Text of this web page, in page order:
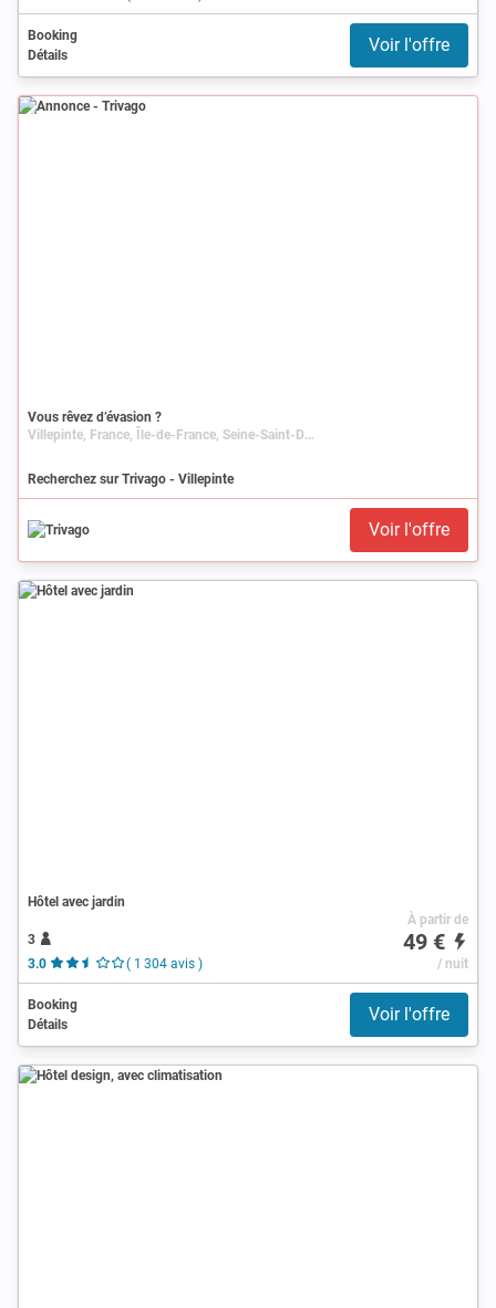
Booking
Détails
Voir l'offre
Annonce
Vous rêvez d’évasion ?
Villepinte, France, Île-de-France, Seine-Saint-Denis
Recherchez sur Trivago - Villepinte
Voir l'offre
Hôtel avec jardin
3
3.0
( 1 304 avis )
À partir de
49 €
/ nuit
Booking
Détails
Voir l'offre